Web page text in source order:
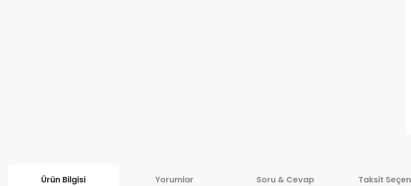
Ürün Bilgisi Yorumlar Soru & Cevap Taksit